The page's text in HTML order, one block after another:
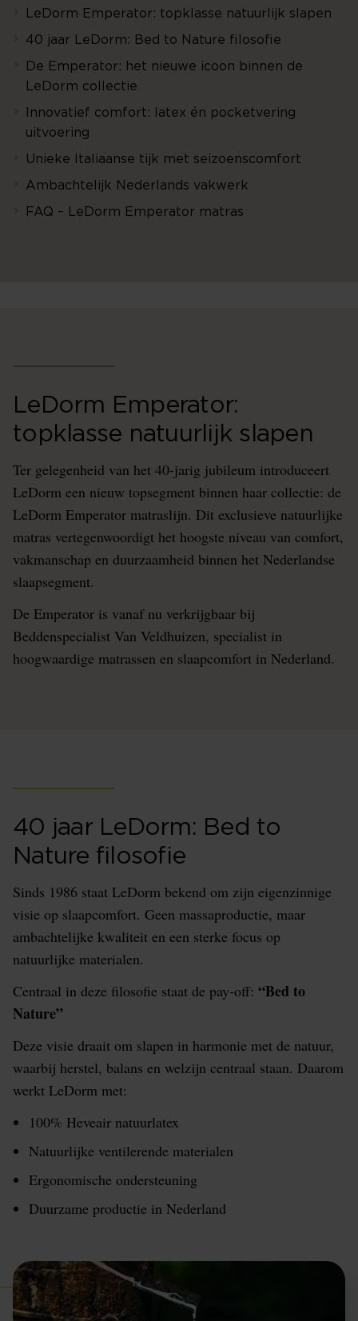
LeDorm Emperator: topklasse natuurlijk slapen
40 jaar LeDorm: Bed to Nature filosofie
De Emperator: het nieuwe icoon binnen de
LeDorm collectie
Innovatief comfort: latex én pocketvering
uitvoering
Unieke Italiaanse tijk met seizoenscomfort
Ambachtelijk Nederlands vakwerk
FAQ – LeDorm Emperator matras
LeDorm Emperator:
topklasse natuurlijk slapen
Ter gelegenheid van het 40-jarig jubileum introduceert
LeDorm een nieuw topsegment binnen haar collectie: de
LeDorm Emperator matraslijn. Dit exclusieve natuurlijke
matras vertegenwoordigt het hoogste niveau van comfort,
vakmanschap en duurzaamheid binnen het Nederlandse
slaapsegment.
De Emperator is vanaf nu verkrijgbaar bij
Beddenspecialist Van Veldhuizen, specialist in
hoogwaardige matrassen en slaapcomfort in Nederland.
40 jaar LeDorm: Bed to
Nature filosofie
Sinds 1986 staat LeDorm bekend om zijn eigenzinnige
visie op slaapcomfort. Geen massaproductie, maar
ambachtelijke kwaliteit en een sterke focus op
natuurlijke materialen.
Centraal in deze filosofie staat de pay-off: “Bed to
Nature”
Deze visie draait om slapen in harmonie met de natuur,
waarbij herstel, balans en welzijn centraal staan. Daarom
werkt LeDorm met:
100% Heveair natuurlatex
Natuurlijke ventilerende materialen
Ergonomische ondersteuning
Duurzame productie in Nederland